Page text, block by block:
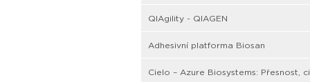
QIAgility - QIAGEN
Adhesivní platforma Biosan
Cielo – Azure Biosystems: Přesnost,